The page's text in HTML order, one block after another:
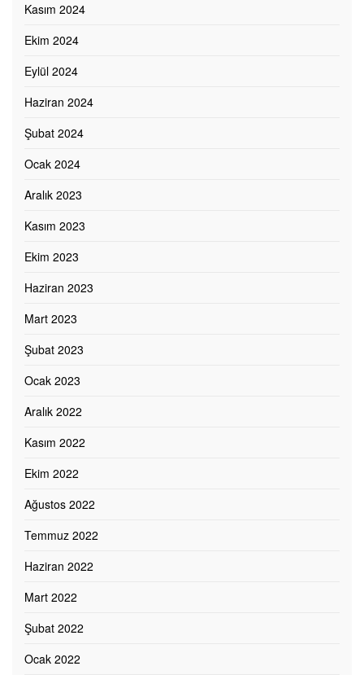
Kasım 2024
Ekim 2024
Eylül 2024
Haziran 2024
Şubat 2024
Ocak 2024
Aralık 2023
Kasım 2023
Ekim 2023
Haziran 2023
Mart 2023
Şubat 2023
Ocak 2023
Aralık 2022
Kasım 2022
Ekim 2022
Ağustos 2022
Temmuz 2022
Haziran 2022
Mart 2022
Şubat 2022
Ocak 2022